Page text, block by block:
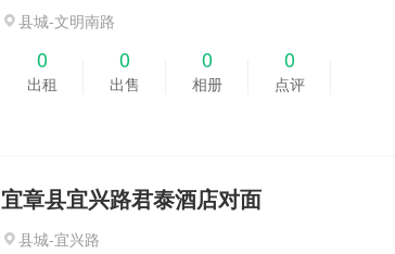
县城-文明南路
0
出租
0
出售
0
相册
0
点评
宜章县宜兴路君泰酒店对面
县城-宜兴路